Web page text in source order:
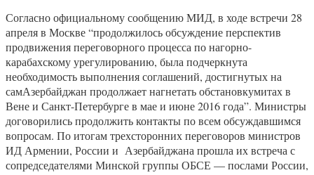
Согласно официальному сообщению МИД, в ходе встречи 28
апреля в Москве “продолжилось обсуждение перспектив
продвижения переговорного процесса по нагорно-
карабахскому урегулированию, была подчеркнута
необходимость выполнения соглашений, достигнутых на
самАзербайджан продолжает нагнетать обстановкумитах в
Вене и Санкт-Петербурге в мае и июне 2016 года”. Министры
договорились продолжить контакты по всем обсуждавшимся
вопросам. По итогам трехсторонних переговоров министров
ИД Армении, России и Азербайджана прошла их встреча с
сопредседателями Минской группы ОБСЕ — послами России,